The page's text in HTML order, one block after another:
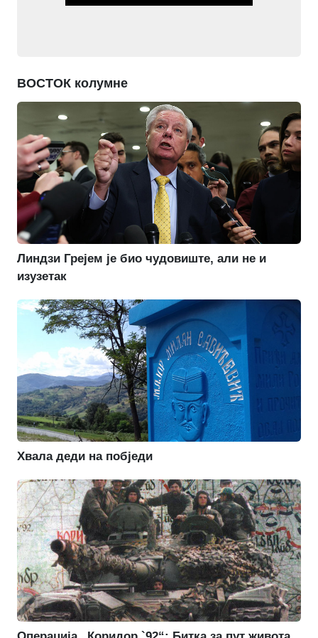
ВОСТОК колумне
Линдзи Грејем је био чудовиште, али не и
изузетак
Хвала деди на побједи